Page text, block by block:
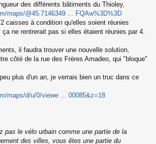
des différents bâtiments du Thioley,
maps/@45.7146349 ... FQAw%3D%3D
caisses à condition qu'elles soient réunies
ne rentrerait pas si elles étaient réunies par 4.
il faudra trouver une nouvelle solution,
côté de la rue des Frères Amadeo, qui "bloque"
plus d'un an, je verrais bien un truc dans ce
maps/d/u/0/viewe ... 00085&z=18
pas le vélo urbain comme une partie de la
des villes, vous êtes une partie du